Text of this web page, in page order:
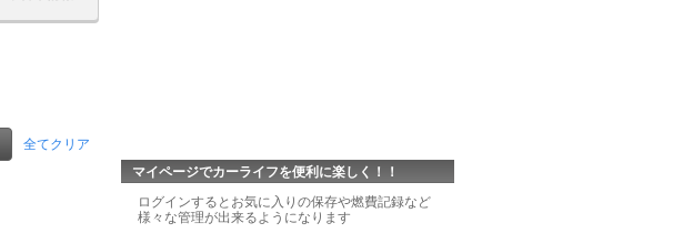
全てクリア
マイページでカーライフを便利に楽しく！！
ログインするとお気に入りの保存や燃費記録など
様々な管理が出来るようになります